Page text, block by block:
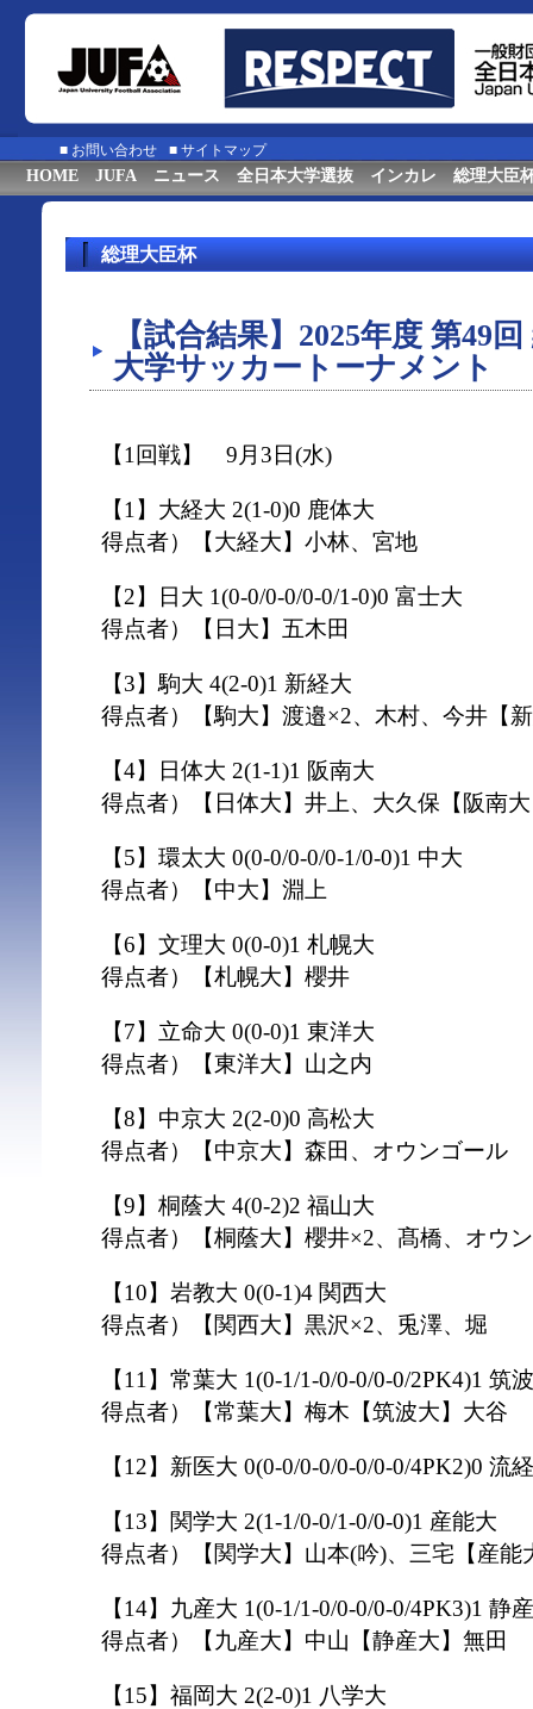
■ お問い合わせ ■ サイトマップ
HOME JUFA ニュース 全日本大学選抜 インカレ 総理大臣
総理大臣杯
【試合結果】2025年度 第49
大学サッカートーナメント
【1回戦】 9月3日(水)
【1】大経大 2(1-0)0 鹿体大
得点者）【大経大】小林、宮地
【2】日大 1(0-0/0-0/0-0/1-0)0 富士大
得点者）【日大】五木田
【3】駒大 4(2-0)1 新経大
得点者）【駒大】渡邉×2、木村、今井【
【4】日体大 2(1-1)1 阪南大
得点者）【日体大】井上、大久保【阪南
【5】環太大 0(0-0/0-0/0-1/0-0)1 中大
得点者）【中大】淵上
【6】文理大 0(0-0)1 札幌大
得点者）【札幌大】櫻井
【7】立命大 0(0-0)1 東洋大
得点者）【東洋大】山之内
【8】中京大 2(2-0)0 高松大
得点者）【中京大】森田、オウンゴール
【9】桐蔭大 4(0-2)2 福山大
得点者）【桐蔭大】櫻井×2、髙橋、オウ
【10】岩教大 0(0-1)4 関西大
得点者）【関西大】黒沢×2、兎澤、堀
【11】常葉大 1(0-1/1-0/0-0/0-0/2PK4)1 筑
得点者）【常葉大】梅木【筑波大】大谷
【12】新医大 0(0-0/0-0/0-0/0-0/4PK2)0 流
【13】関学大 2(1-1/0-0/1-0/0-0)1 産能大
得点者）【関学大】山本(吟)、三宅【産能
【14】九産大 1(0-1/1-0/0-0/0-0/4PK3)1 静
得点者）【九産大】中山【静産大】無田
【15】福岡大 2(2-0)1 八学大